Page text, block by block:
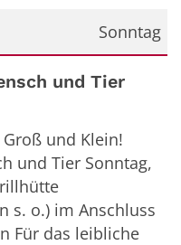
Sonntag
und Tier
und Klein!
und Tier Sonntag,
s. o.) im Anschluss
Für das leibliche